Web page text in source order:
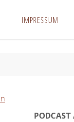
IMPRESSUM
PODCAST